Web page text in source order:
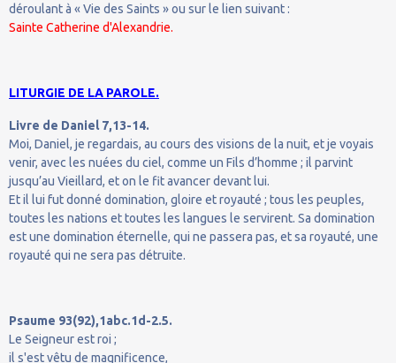
déroulant à « Vie des Saints » ou sur le lien suivant :
Sainte Catherine d'Alexandrie.
LITURGIE DE LA PAROLE.
Livre de Daniel 7,13-14.
Moi, Daniel, je regardais, au cours des visions de la nuit, et je voyais
venir, avec les nuées du ciel, comme un Fils d’homme ; il parvint
jusqu’au Vieillard, et on le fit avancer devant lui.
Et il lui fut donné domination, gloire et royauté ; tous les peuples,
toutes les nations et toutes les langues le servirent. Sa domination
est une domination éternelle, qui ne passera pas, et sa royauté, une
royauté qui ne sera pas détruite.
Psaume 93(92),1abc.1d-2.5.
Le Seigneur est roi ;
il s'est vêtu de magnificence,